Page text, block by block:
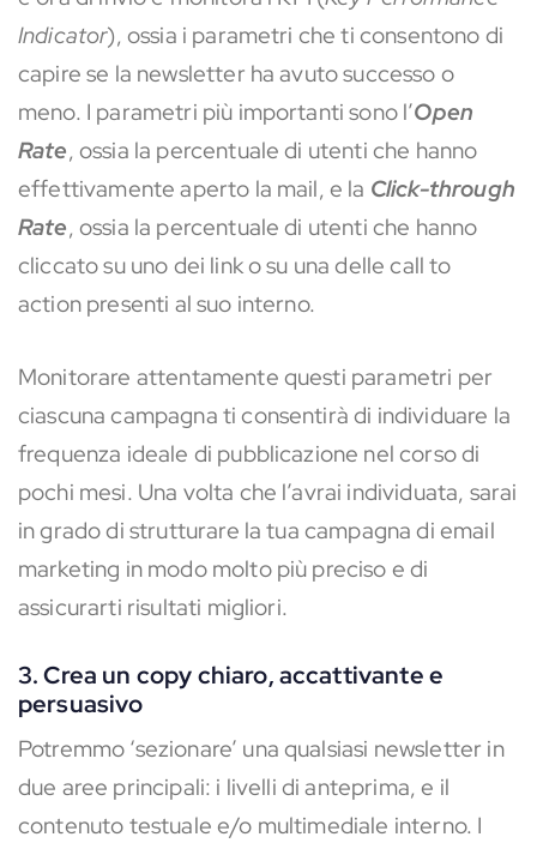
Indicator), ossia i parametri che ti consentono di
capire se la newsletter ha avuto successo o
meno. I parametri più importanti sono l’Open
Rate, ossia la percentuale di utenti che hanno
effettivamente aperto la mail, e la Click-through
Rate, ossia la percentuale di utenti che hanno
cliccato su uno dei link o su una delle call to
action presenti al suo interno.
Monitorare attentamente questi parametri per
ciascuna campagna ti consentirà di individuare la
frequenza ideale di pubblicazione nel corso di
pochi mesi. Una volta che l’avrai individuata, sarai
in grado di strutturare la tua campagna di email
marketing in modo molto più preciso e di
assicurarti risultati migliori.
3. Crea un copy chiaro, accattivante e
persuasivo
Potremmo ‘sezionare’ una qualsiasi newsletter in
due aree principali: i livelli di anteprima, e il
contenuto testuale e/o multimediale interno. I